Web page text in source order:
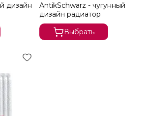
дизайн
AntikSchwarz - чугунный
дизайн радиатор
Выбрать